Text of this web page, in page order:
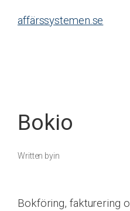
affärssystemen.se
Bokio
Written byin
Bokföring, fakturering